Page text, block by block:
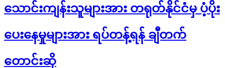
သောင်းကျန်းသူများအား တရုတ်နိုင်ငံမှ ပံ့ပိုး
ပေးနေမှုများအား ရပ်တန့်ရန် ချီတက်
တောင်းဆို